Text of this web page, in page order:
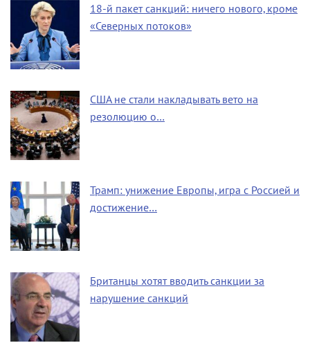
18-й пакет санкций: ничего нового, кроме
«Северных потоков»
США не стали накладывать вето на
резолюцию о…
Трамп: унижение Европы, игра с Россией и
достижение…
Британцы хотят вводить санкции за
нарушение санкций